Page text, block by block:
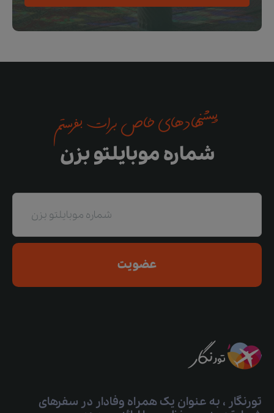
پیشنهادهای خاص برات بفرستم
شماره موبایلتو بزن
عضویت
تورنگار ، به عنوان یک همراه وفادار در سفرهای